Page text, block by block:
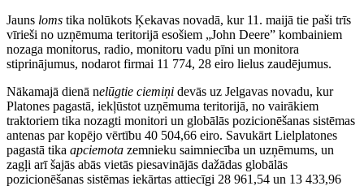
Jauns loms tika nolūkots Ķekavas novadā, kur 11. maijā tie paši trīs
vīrieši no uzņēmuma teritorijā esošiem „John Deere” kombainiem
nozaga monitorus, radio, monitoru vadu pīni un monitora
stiprinājumus, nodarot firmai 11 774, 28 eiro lielus zaudējumus.
Nākamajā dienā nelūgtie ciemiņi devās uz Jelgavas novadu, kur
Platones pagastā, iekļūstot uzņēmuma teritorijā, no vairākiem
traktoriem tika nozagti monitori un globālās pozicionēšanas sistēmas
antenas par kopējo vērtību 40 504,66 eiro. Savukārt Lielplatones
pagastā tika apciemota zemnieku saimniecība un uzņēmums, un
zagļi arī šajās abās vietās piesavinājās dažādas globālās
pozicionēšanas sistēmas iekārtas attiecīgi 28 961,54 un 13 433,96